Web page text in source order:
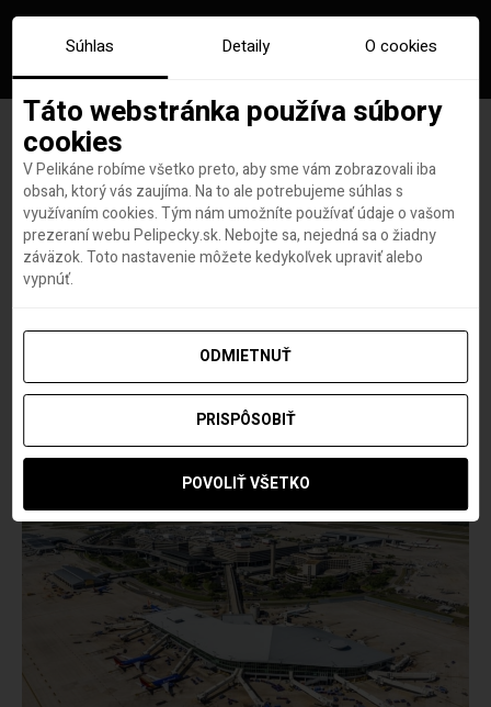
Letisko Tampa na Floride ako
prvé v USA ponúka testy na
COVID-19 pre všetkých
Roland Regely 5. OKTÓBRA 2020
Súhlas Detaily O cookies
Táto webstránka používa súbory
cookies
V Pelikáne robíme všetko preto, aby sme vám zobrazovali iba
obsah, ktorý vás zaujíma. Na to ale potrebujeme súhlas s
využívaním cookies. Tým nám umožníte používať údaje o vašom
prezeraní webu Pelipecky.sk. Nebojte sa, nejedná sa o žiadny
záväzok. Toto nastavenie môžete kedykoľvek upraviť alebo
vypnúť.
ODMIETNUŤ
PRISPÔSOBIŤ
POVOLIŤ VŠETKO